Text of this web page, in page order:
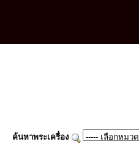
ค้นหาพระเครื่อง